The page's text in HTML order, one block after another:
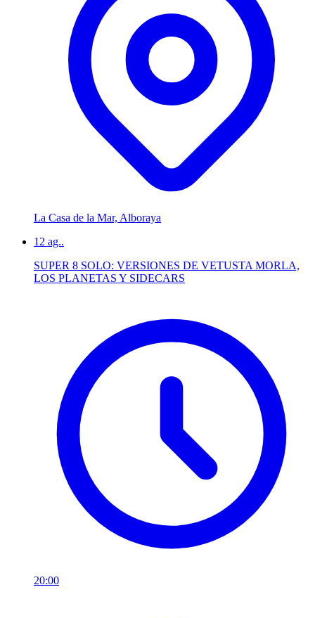
La Casa de la Mar, Alboraya
12 ag..
SUPER 8 SOLO: VERSIONES DE VETUSTA MORLA,
LOS PLANETAS Y SIDECARS
20:00